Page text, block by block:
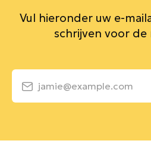
Vul hieronder uw e-
schrijven voor de
jamie@example.com